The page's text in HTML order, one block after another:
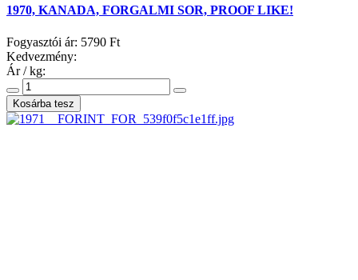
1970, KANADA, FORGALMI SOR, PROOF LIKE!
Fogyasztói ár: 5790 Ft
Kedvezmény:
Ár / kg: